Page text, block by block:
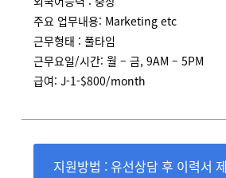
주요 업무내용: Marketing etc
근무형태 : 풀타임
근무요일/시간: 월 – 금, 9AM – 5PM
급여: J-1-$800/month
지원방법 : 유선상담 후 이력서